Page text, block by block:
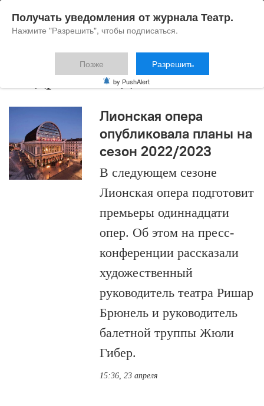
Андрей Жолдак
Лионская опера
опубликовала планы на
сезон 2022/2023
В следующем сезоне
Лионская опера подготовит
премьеры одиннадцати
опер. Об этом на пресс-
конференции рассказали
художественный
руководитель театра Ришар
Брюнель и руководитель
балетной труппы Жюли
Гибер.
15:36, 23 апреля
Получать уведомления от журнала Театр.
Нажмите "Разрешить", чтобы подписаться.
Позже Разрешить
by PushAlert